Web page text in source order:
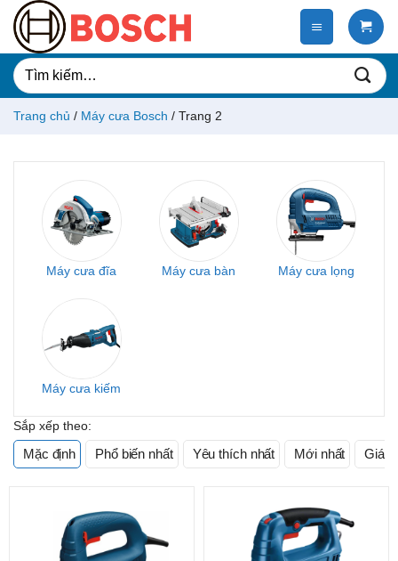
Chuyển
đến
dungTìm
kiếm:
Trang chủ / Máy cưa Bosch / Trang 2
Máy cưa đĩa Máy cưa bàn Máy cưa lọng
Máy cưa kiếm
Sắp xếp theo:
Mặc định Phổ biến nhất Yêu thích nhất Mới nhất Giá